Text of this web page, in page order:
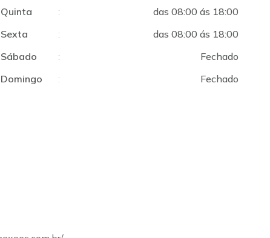
Quinta
:
das 08:00 ás 18:00
Sexta
:
das 08:00 ás 18:00
Sábado
:
Fechado
Domingo
: Fechado